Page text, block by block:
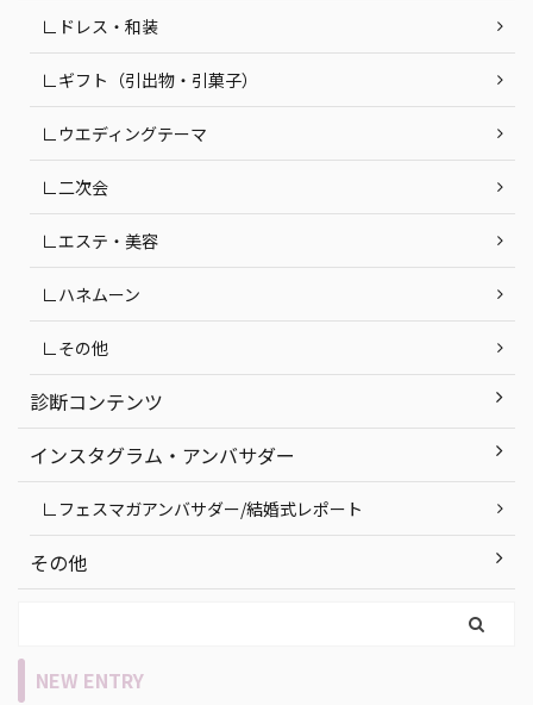
∟ドレス・和装
∟ギフト（引出物・引菓子）
∟ウエディングテーマ
∟二次会
∟エステ・美容
∟ハネムーン
∟その他
診断コンテンツ
インスタグラム・アンバサダー
∟フェスマガアンバサダー/結婚式レポート
その他
NEW ENTRY